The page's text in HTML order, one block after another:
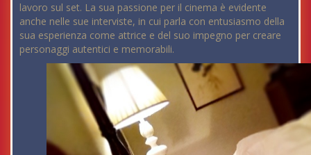
lavoro sul set. La sua passione per il cinema è evidente
anche nelle sue interviste, in cui parla con entusiasmo della
sua esperienza come attrice e del suo impegno per creare
personaggi autentici e memorabili.